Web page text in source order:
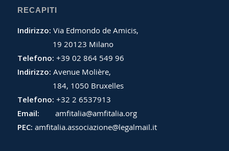
RECAPITI
Indirizzo: Via Edmondo de Amicis,
19 20123 Milano
Telefono: +39 02 864 549 96
Indirizzo: Avenue Molière,
184, 1050 Bruxelles
Telefono: +32 2 6537913
Email:
amfitalia@amfitalia.org
PEC: amfitalia.associazione@legalmail.it